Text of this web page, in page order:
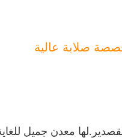
صلابة عالية
معدن جميل